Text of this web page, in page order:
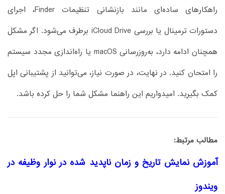
راهکارهای ساده‌ای مانند بازنشانی تنظیمات Finder، اجرای
دستورات ترمینال یا بررسی iCloud Drive برطرف می‌شود. اگر مشکل
همچنان ادامه دارد، به‌روزرسانی macOS یا راه‌اندازی مجدد سیستم
را امتحان کنید. در نهایت، در صورت نیاز، می‌توانید از پشتیبانی اپل
کمک بگیرید. امیدواریم این راهنما مشکل شما را حل کرده باشد.
مطالب مرتبط:
آموزش نمایش تاریخ و زمان ناپدید شده در نوار وظیفه در
ویندوز